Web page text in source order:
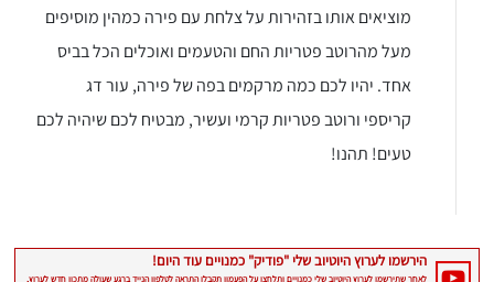
מוציאים אותו בזהירות על צלחת עם פירה כמהין מוסיפים
מעל מהרוטב פטריות החם והטעמים ואוכלים הכל בביס
אחד. יהיו לכם כמה מרקמים בפה של פירה, עור דג
קריספי ורוטב פטריות קרמי ועשיר, מבטיח לכם שיהיה לכם
טעים! תהנו!